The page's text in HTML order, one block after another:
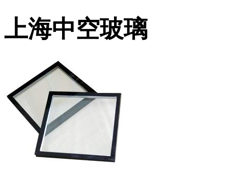
上海中空玻璃